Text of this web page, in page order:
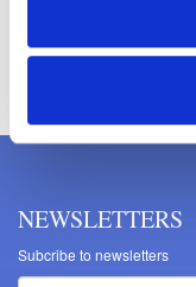
Prices excluding VAT.
NEWSLETTERS
Subcribe to newsletters